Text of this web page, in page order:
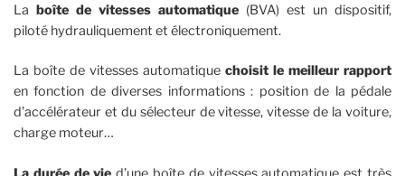
La boîte de vitesses automatique (BVA) est un dispositif,
piloté hydrauliquement et électroniquement.
La boîte de vitesses automatique choisit le meilleur rapport
en fonction de diverses informations : position de la pédale
d’accélérateur et du sélecteur de vitesse, vitesse de la voiture,
charge moteur…